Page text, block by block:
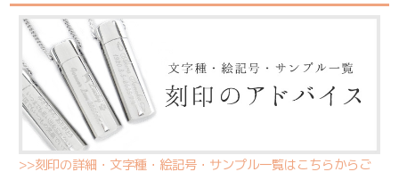
>>刻印の詳細・文字種・絵記号・サンプル一覧はこちらからご